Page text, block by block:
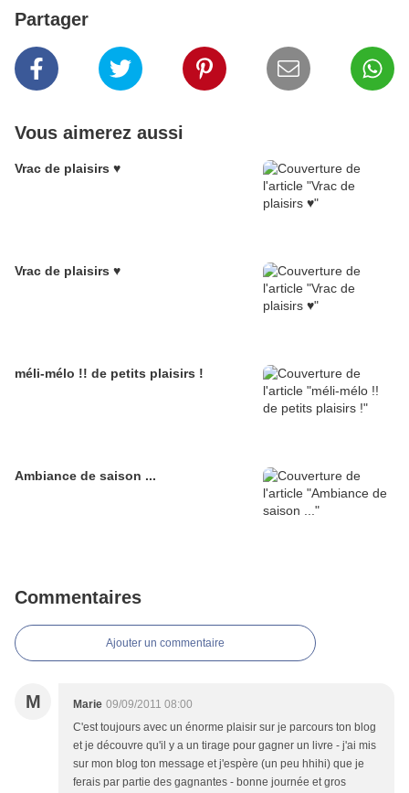
Partager
Vous aimerez aussi
Vrac de plaisirs ♥
Vrac de plaisirs ♥
méli-mélo !! de petits plaisirs !
Ambiance de saison ...
Commentaires
Ajouter un commentaire
M Marie 09/09/2011 08:00
C'est toujours avec un énorme plaisir sur je parcours ton blog
et je découvre qu'il y a un tirage pour gagner un livre - j'ai mis
sur mon blog ton message et j'espère (un peu hhihi) que je
ferais par partie des gagnantes - bonne journée et gros